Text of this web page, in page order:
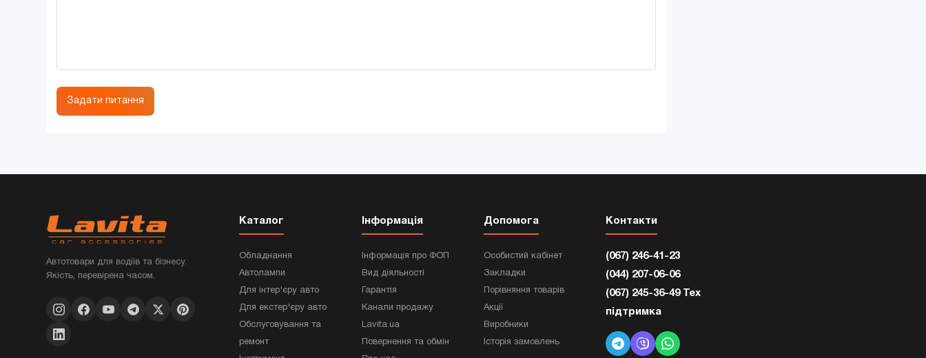
Задати питання
Автотовари для водіїв та бізнесу.
Якість, перевірена часом.
Каталог
Обладнання
Автолампи
Для інтер'єру авто
Для екстер'єру авто
Обслуговування та
ремонт
Інформація
Інформація про ФОП
Вид діяльності
Гарантія
Канали продажу
Lavita.ua
Повернення та обмін
Допомога
Особистий кабінет
Закладки
Порівняння товарів
Акції
Виробники
Історія замовлень
Контакти
(067) 246-41-23
(044) 207-06-06
(067) 245-36-49 Тех
підтримка